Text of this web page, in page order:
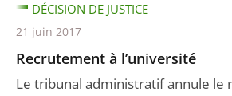
Recrutement à l’université
Le tribunal administratif annule le
DÉCISION DE JUSTICE
21 juin 2017